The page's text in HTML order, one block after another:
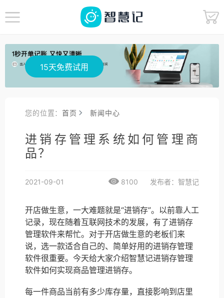
15天免费试用
您的位置：首页 新闻中心
进销存管理系统如何管理商
品？
2021-09-01 8100 发布者：智慧记
开店做生意，一大难题就是“进销存”。以前靠人工
记录，现在随着互联网技术的发展，有了进销存
管理软件来帮忙。对于开店做生意的老板们来
说，选一款适合自己的、简单好用的进销存管理
软件很重要。今天给大家介绍智慧记进销存管理
软件如何实现商品管理进销存。
每一件商品当前有多少库存量，直接影响到店里